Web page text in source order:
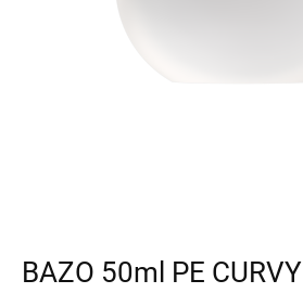
ΒΑΖΟ 50ml PE CURVY